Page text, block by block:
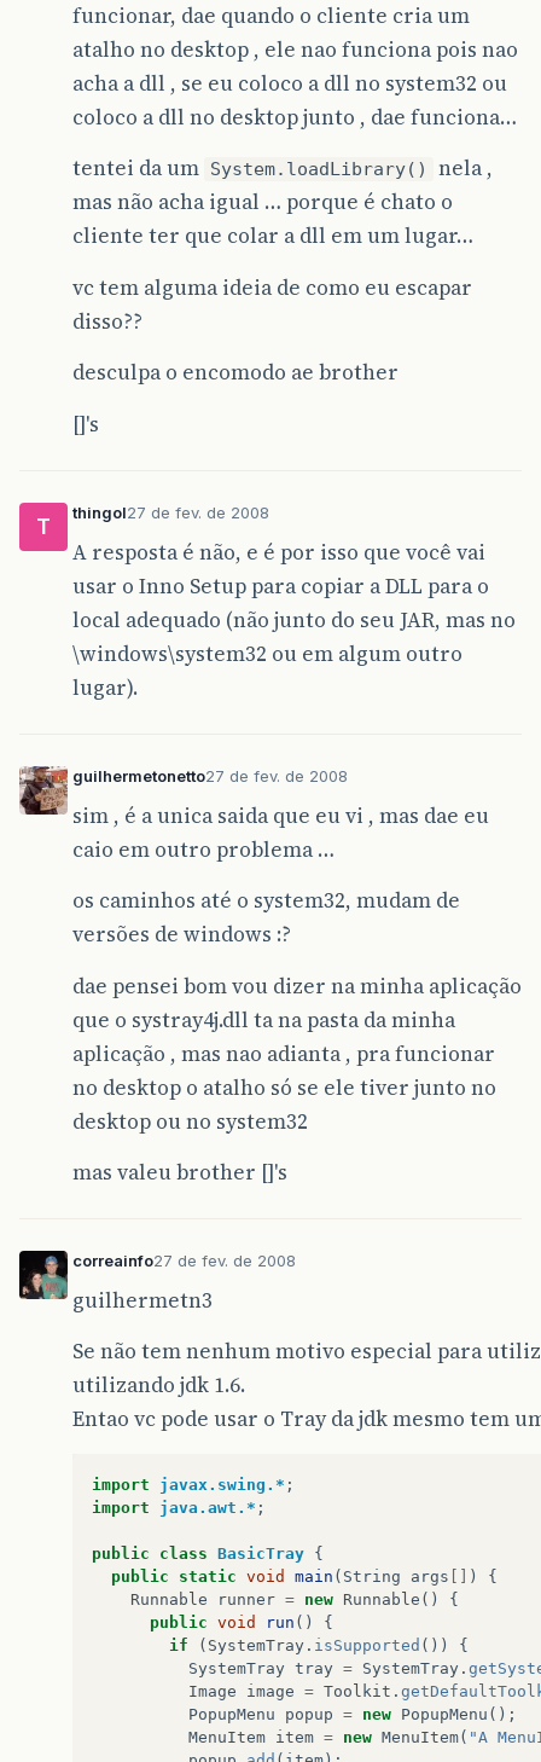
funcionar, dae quando o cliente cria um
atalho no desktop , ele nao funciona pois nao
acha a dll , se eu coloco a dll no system32 ou
coloco a dll no desktop junto , dae funciona…
tentei da um System.loadLibrary()
nela ,
mas não acha igual … porque é chato o
cliente ter que colar a dll em um lugar…
vc tem alguma ideia de como eu escapar
disso??
desculpa o encomodo ae brother
[]'s
T
thingol27 de fev. de 2008
A resposta é não, e é por isso que você vai
usar o Inno Setup para copiar a DLL para o
local adequado (não junto do seu JAR, mas no
\windows\system32 ou em algum outro
lugar).
guilhermetonetto27 de fev. de 2008
sim , é a unica saida que eu vi , mas dae eu
caio em outro problema …
os caminhos até o system32, mudam de
versões de windows :?
dae pensei bom vou dizer na minha aplicação
que o systray4j.dll ta na pasta da minha
aplicação , mas nao adianta , pra funcionar
no desktop o atalho só se ele tiver junto no
desktop ou no system32
mas valeu brother []'s
correainfo27 de fev. de 2008
guilhermetn3
Se não tem nenhum motivo especial para
utilizando jdk 1.6.
Entao vc pode usar o Tray da jdk mesmo tem
import javax.swing.* ;
import
java.awt.* ;
public class BasicTray {
public
static void main ( String args )
{
Runnable
runner = new Runnable ()
{
public void run ()
{
if
( SystemTray . isSupported ())
{
SystemTray tray = SystemTray .
Image
image = Toolkit .
PopupMenu
popup = new PopupMenu ();
MenuItem item = new MenuItem( "A